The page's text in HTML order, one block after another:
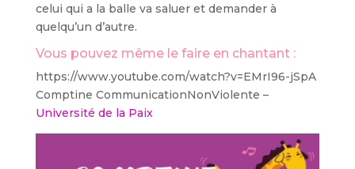
celui qui a la balle va saluer et demander à
quelqu’un d’autre.
Vous pouvez même le faire en chantant :
https://www.youtube.com/watch?v=EMrI96-jSpA
Comptine CommunicationNonViolente –
Université de la Paix